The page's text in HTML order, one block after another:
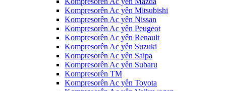
Kompresorên Ac yên Mitsubishi
Kompresorên Ac yên Nissan
Kompresorên Ac yên Peugeot
Kompresorên Ac yên Renault
Kompresorên Ac yên Suzuki
Kompresorên Ac yên Saipa
Kompresorên Ac yên Subaru
Kompresorên TM
Kompresorên Ac yên Toyota